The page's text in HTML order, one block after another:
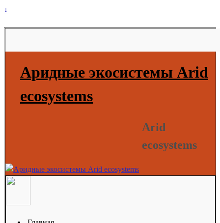
↓
Аридные экосистемы Arid
ecosystems
Arid
ecosystems